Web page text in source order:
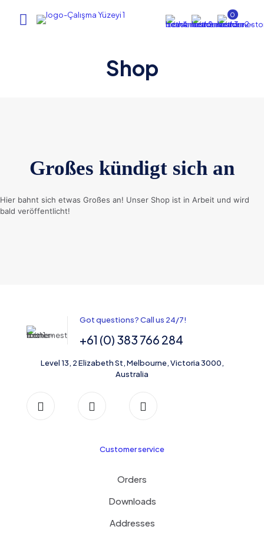
0
Shop
Großes kündigt sich an
Hier bahnt sich etwas Großes an! Unser Shop ist in Arbeit und wird
bald veröffentlicht!
Got questions? Call us 24/7!
+61 (0) 383 766 284
Level 13, 2 Elizabeth St, Melbourne, Victoria 3000,
Australia
Customer service
Orders
Downloads
Addresses